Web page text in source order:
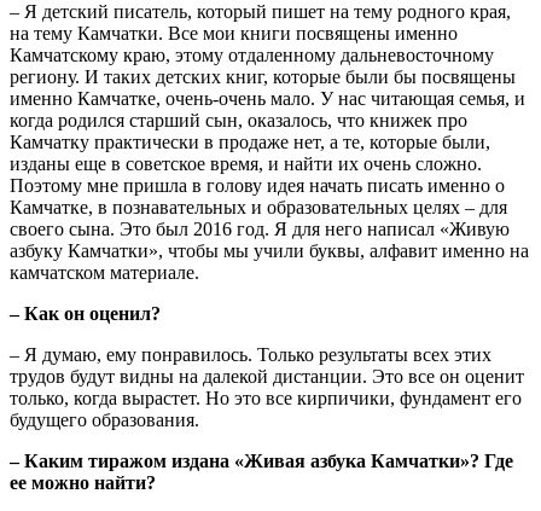
– Я детский писатель, который пишет на тему родного края,
на тему Камчатки. Все мои книги посвящены именно
Камчатскому краю, этому отдаленному дальневосточному
региону. И таких детских книг, которые были бы посвящены
именно Камчатке, очень-очень мало. У нас читающая семья, и
когда родился старший сын, оказалось, что книжек про
Камчатку практически в продаже нет, а те, которые были,
изданы еще в советское время, и найти их очень сложно.
Поэтому мне пришла в голову идея начать писать именно о
Камчатке, в познавательных и образовательных целях – для
своего сына. Это был 2016 год. Я для него написал «Живую
азбуку Камчатки», чтобы мы учили буквы, алфавит именно на
камчатском материале.
– Как он оценил?
– Я думаю, ему понравилось. Только результаты всех этих
трудов будут видны на далекой дистанции. Это все он оценит
только, когда вырастет. Но это все кирпичики, фундамент его
будущего образования.
– Каким тиражом издана «Живая азбука Камчатки»? Где
ее можно найти?